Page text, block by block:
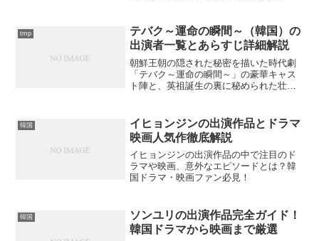
tmp
テバク～運命の瞬間～（韓国）の
出演者一覧とあらすじ詳細解説
朝鮮王朝の隠された秘密を描いた時代劇
「テバク～運命の瞬間～」の豪華キャス
ト陣と、英祖誕生の裏に秘められた壮大
ょうか？
韓国
イヒョンジンの出演作品とドラマ
映画人気作徹底解説
イヒョンジンの出演作品の中で注目のド
ラマや映画、意外なエピソードとは？韓
国ドラマ・映画ファン必見！
韓国
ソンユリの出演作品完全ガイド！
韓国ドラマから映画まで厳選